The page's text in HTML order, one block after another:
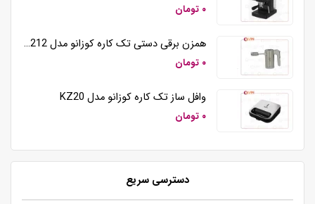
۰ تومان
همزن برقی دستی تک کاره کوزانو مدل HM212
۰ تومان
وافل ساز تک کاره کوزانو مدل KZ20
۰ تومان
دسترسی سریع